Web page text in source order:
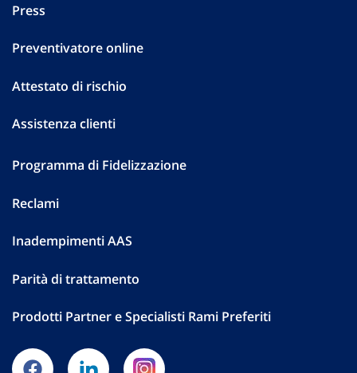
Press
Preventivatore online
Attestato di rischio
Assistenza clienti
Programma di Fidelizzazione
Reclami
Inadempimenti AAS
Parità di trattamento
Prodotti Partner e Specialisti Rami Preferiti